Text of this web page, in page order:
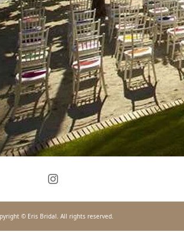
© Eris Bridal. All rights reserved.